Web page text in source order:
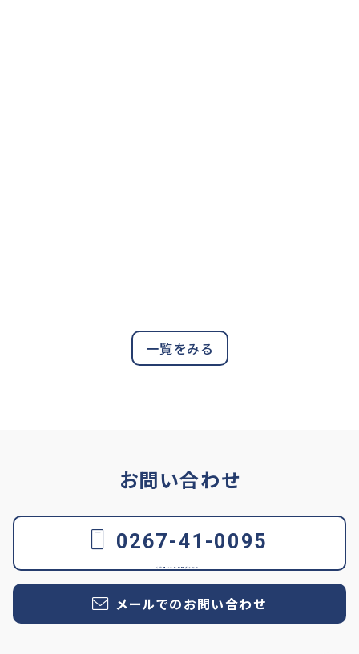
一覧をみる
お問い合わせ
0267-41-0095
メールでのお問い合わせ